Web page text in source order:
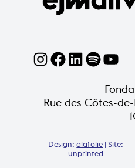
Rue des Côtes-
Design:alafolie | Site:
unprinted